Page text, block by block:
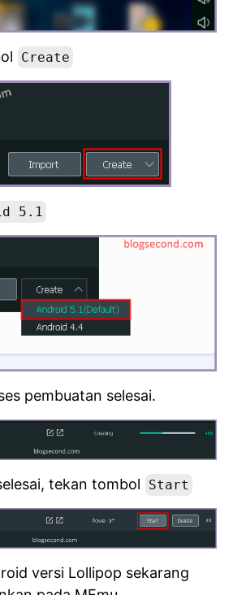
Create
5.1
pembuatan selesai.
tekan tombol Start
versi Lollipop sekarang